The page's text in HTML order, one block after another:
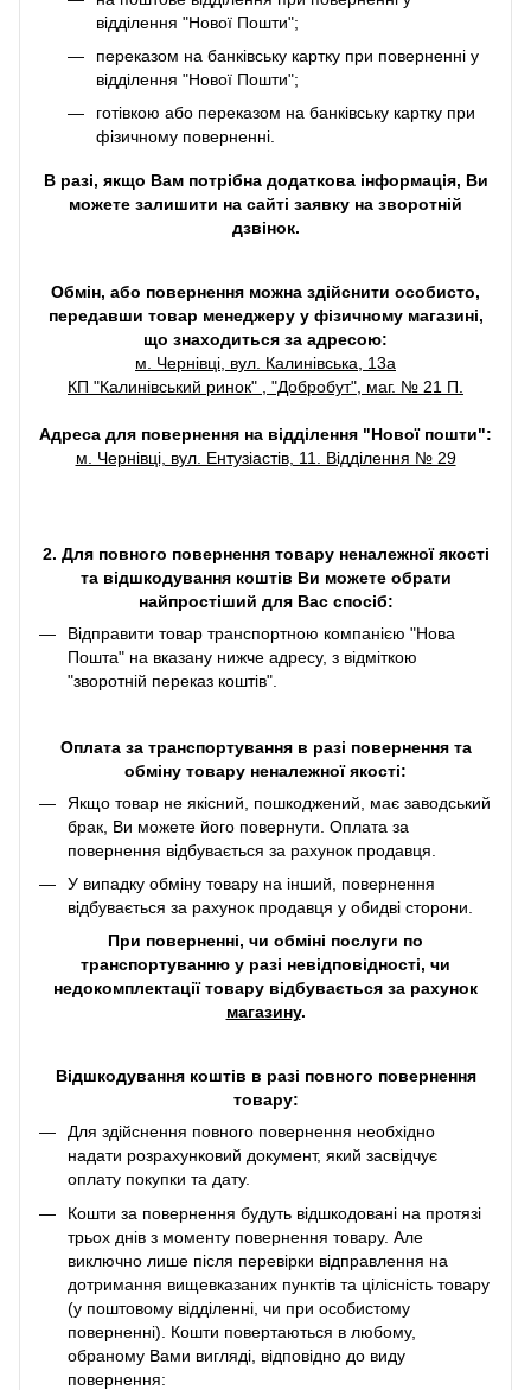
відділення "Нової Пошти";
переказом на банківську картку при поверненні у
відділення "Нової Пошти";
готівкою або переказом на банківську картку при
фізичному поверненні.
В разі, якщо Вам потрібна додаткова інформація, Ви
можете залишити на сайті заявку на зворотній
дзвінок.
Обмін, або повернення можна здійснити особисто,
передавши товар менеджеру у фізичному магазині,
що знаходиться за адресою:
м. Чернівці, вул. Калинівська, 13а
КП "Калинівський ринок" , "Добробут", маг. № 21 П.
Адреса для повернення на відділення "Нової пошти":
м. Чернівці, вул. Ентузіастів, 11. Відділення № 29
2. Для повного повернення товару неналежної якості
та відшкодування коштів Ви можете обрати
найпростіший для Вас спосіб:
Відправити товар транспортною компанією "Нова
Пошта" на вказану нижче адресу, з відміткою
"зворотній переказ коштів".
Оплата за транспортування в разі повернення та
обміну товару неналежної якості:
Якщо товар не якісний, пошкоджений, має заводський
брак, Ви можете його повернути. Оплата за
повернення відбувається за рахунок продавця.
У випадку обміну товару на інший, повернення
відбувається за рахунок продавця у обидві сторони.
При поверненні, чи обміні послуги по
транспортуванню у разі невідповідності, чи
недокомплектації товару відбувається за рахунок
магазину.
Відшкодування коштів в разі повного повернення
товару:
Для здійснення повного повернення необхідно
надати розрахунковий документ, який засвідчує
оплату покупки та дату.
Кошти за повернення будуть відшкодовані на протязі
трьох днів з моменту повернення товару. Але
виключно лише після перевірки відправлення на
дотримання вищевказаних пунктів та цілісність товару
(у поштовому відділенні, чи при особистому
поверненні). Кошти повертаються в любому,
обраному Вами вигляді, відповідно до виду
повернення: